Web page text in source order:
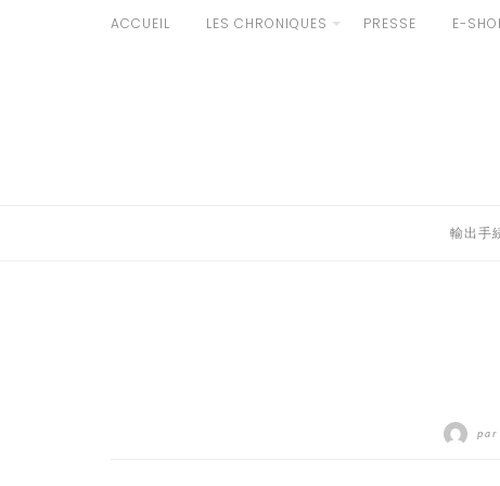
ACCUEIL LES CHRONIQUES PRESSE E-
輸出手
par